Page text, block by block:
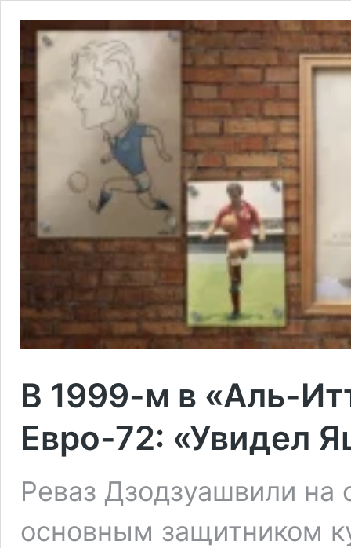
В 1999-м в «Аль-
Евро-72: «Увидел
Реваз Дзодзуашвили
основным защитником